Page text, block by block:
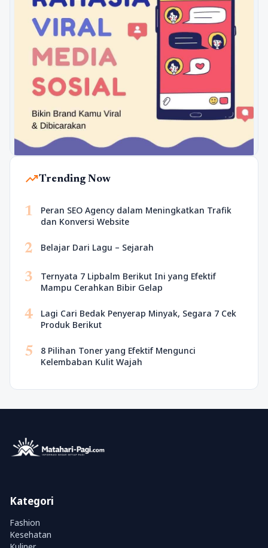
trending_upTrending Now
1
Peran SEO Agency dalam Meningkatkan Trafik
dan Konversi Website
2 Belajar Dari Lagu – Sejarah
3
Ternyata 7 Lipbalm Berikut Ini yang Efektif
Mampu Cerahkan Bibir Gelap
4
Lagi Cari Bedak Penyerap Minyak, Segara 7 Cek
Produk Berikut
5
8 Pilihan Toner yang Efektif Mengunci
Kelembaban Kulit Wajah
Kategori
Fashion
Kesehatan